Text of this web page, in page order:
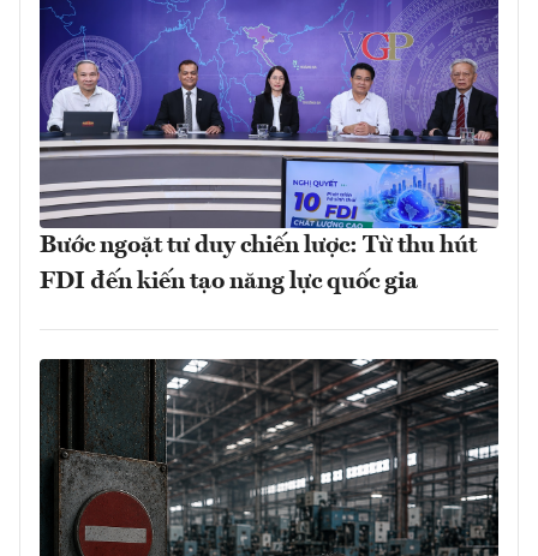
Bước ngoặt tư duy chiến lược: Từ thu hút
FDI đến kiến tạo năng lực quốc gia